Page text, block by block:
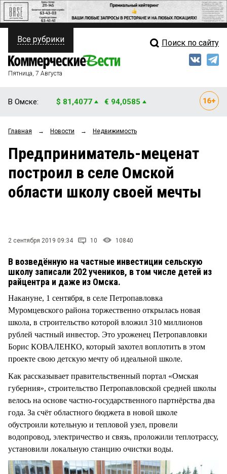
ПОЛИТИКА
ФИНАНСЫ
ОБЩЕСТВО
ЗАКОН
НОВОСТИ КОМПАНИЙ
Свежий выпуск
Мнения
Рейтинги
Блоги
Архив
Все рубрики Поиск по сайту
Пятница, 7 Августа
В Омске: $ 81,4077 € 94,0585
Главная → Новости → Недвижимость
Предприниматель-меценат
построил в селе Омской
области школу своей мечты
2 сентября 2019 09:34 10 10840
В возведённую на частные инвестиции сельскую
школу записали 202 учеников, в том числе детей из
райцентра и даже из Омска.
Накануне, 1 сентября, в селе Петропавловка
Муромцевского района торжественно открылась новая
школа, в строительство которой вложил 310 миллионов
рублей частный инвестор. Это уроженец Петропавловки
Борис КОВАЛЕНКО, который захотел воплотить в этом
проекте свою детскую мечту об идеальной школе.
Как рассказывает правительственный портал «Омская
губерния», строительство Петропавловской средней школы
велось на основе частно-государственного партнёрства два
года. За счёт областного бюджета в новой школе
обустроили котельную и тепловой узел, провели
водопровод, электричество и связь, проложили теплотрассу,
установили локальную станцию очистки воды.